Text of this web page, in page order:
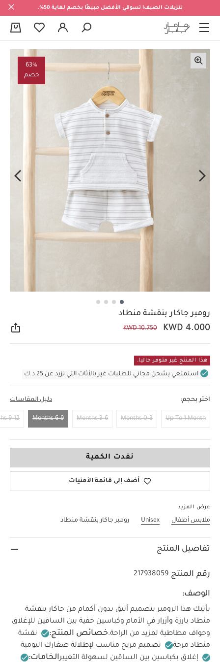
تنزيلات الصيف! تسوقي الأفضل مبيعًا بخصم لغاية 50%.
63%
خصم
رومبر جاكار بنقشة منطاد
KWD 4.000
KWD 10.750
هذا المنتج غير متوفر حاليا.
استمتعي بشحن مجاني للطلبات غير بالأثاث التي تزيد عن 25 د.ك
اختر بحجم: دليل المقاسات
Up To 1 Month
0-3 Months
3-6 Months
6-9 Months
9-12 Months
نفدت الكمية
أضف إلى قائمة الأمنيات
عرض المزيد
ملابس أطفال Unisex رومبر جاكار بنقشة منطاد
تفاصيل المنتج
رقم المنتج 217938059
الوصف:
يأتيك هذا الرومبر بتصميم أنيق بدون أكمام من جاكار بنقشة
منطاد بارزة وأزرار في الأمام وكباسين خفية بين الساقين للإغلاق
وحواف مطاطية لمزيد من الراحة.خصائص المنتج:
نقشة
منطاد مرحة
تصميم مريح مناسب لإطلالة صغارك اليومية
إغلاق بكباسين بين الساقين لسهولة التغييرالخامات: